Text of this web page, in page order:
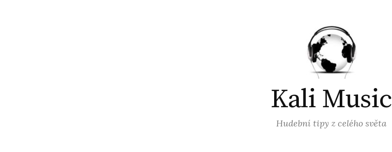
Kali Music
Hudební tipy z celého světa